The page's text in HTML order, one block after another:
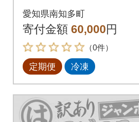
全3回
愛知県南知多町
寄付金額 60,000円
（0件）
定期便 冷凍